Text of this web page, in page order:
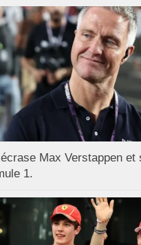
Max Verstappen et
1.